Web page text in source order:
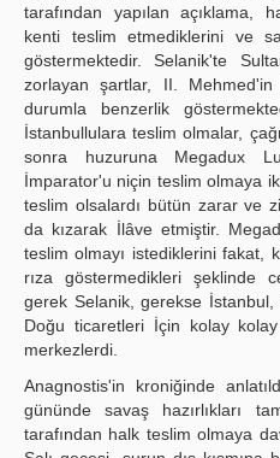
tarafından yapılan açıklama,
kenti teslim etmediklerini ve
göstermektedir. Selanik'te
zorlayan şartlar, II. Mehmed'in
durumla benzerlik
İstanbullulara teslim olmalar,
sonra huzuruna Megadux
İmparator'u niçin teslim olmaya
teslim olsalardı bütün zarar ve
da kızarak İlâve etmiştir.
teslim olmayı istediklerini fakat,
rıza göstermedikleri şeklinde
gerek Selanik, gerekse
Doğu ticaretleri İçin kolay kolay
merkezlerdi.
Anagnostis'in kroniğinde
gününde savaş hazırlıkları
tarafından halk teslim olmaya